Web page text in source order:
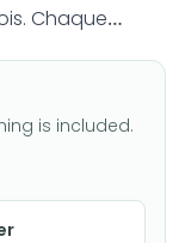
Chaque
par
deux pas des
is included.